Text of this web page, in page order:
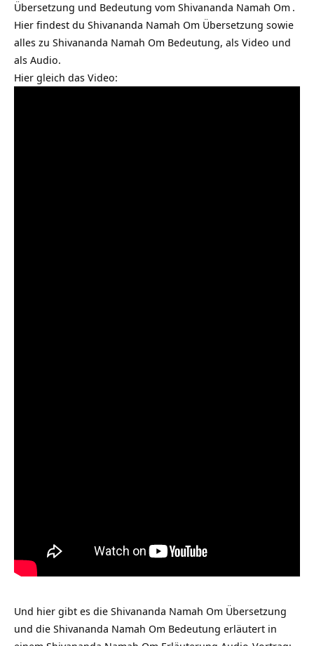
Übersetzung und Bedeutung vom Shivananda Namah Om .
Hier findest du Shivananda Namah Om Übersetzung sowie
alles zu Shivananda Namah Om Bedeutung, als Video und
als Audio.
Hier gleich das Video:
Und hier gibt es die Shivananda Namah Om Übersetzung
und die Shivananda Namah Om Bedeutung erläutert in